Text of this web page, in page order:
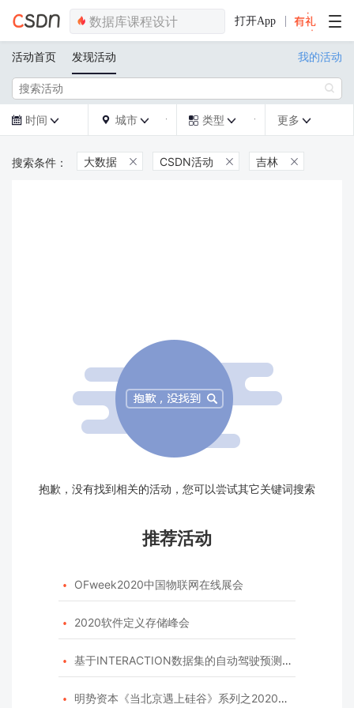
打开App
活动首页 发现活动 我的活动

 时间   城市   类型  更多 
大数据  CSDN活动  吉林 
抱歉，没有找到相关的活动，您可以尝试其它关键词搜索
推荐活动
 OFweek2020中国物联网在线展会
 2020软件定义存储峰会
 基于INTERACTION数据集的自动驾驶预测模型挑战赛
 明势资本《当北京遇上硅谷》系列之2020年度开源峰会